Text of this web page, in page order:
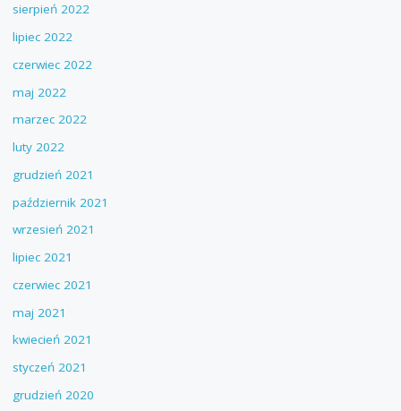
sierpień 2022
lipiec 2022
czerwiec 2022
maj 2022
marzec 2022
luty 2022
grudzień 2021
październik 2021
wrzesień 2021
lipiec 2021
czerwiec 2021
maj 2021
kwiecień 2021
styczeń 2021
grudzień 2020